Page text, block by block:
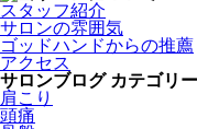
スタッフ紹介
サロンの雰囲気
ゴッドハンドからの推薦
アクセス
サロンブログ カテゴリー
肩こり
頭痛